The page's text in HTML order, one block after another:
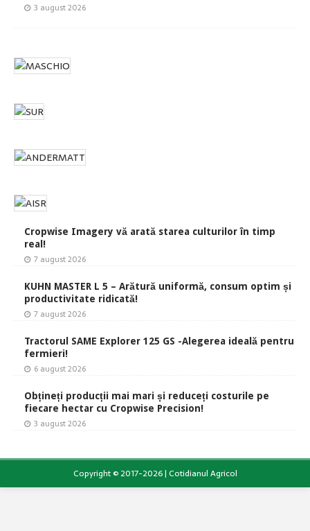
3 august 2026
Cropwise Imagery vă arată starea culturilor în timp
real!
7 august 2026
KUHN MASTER L 5 – Arătură uniformă, consum optim și
productivitate ridicată!
7 august 2026
Tractorul SAME Explorer 125 GS -Alegerea ideală pentru
fermieri!
6 august 2026
Obțineți producții mai mari și reduceți costurile pe
fiecare hectar cu Cropwise Precision!
3 august 2026
Copyright © 2017-2026 | Cotidianul Agricol